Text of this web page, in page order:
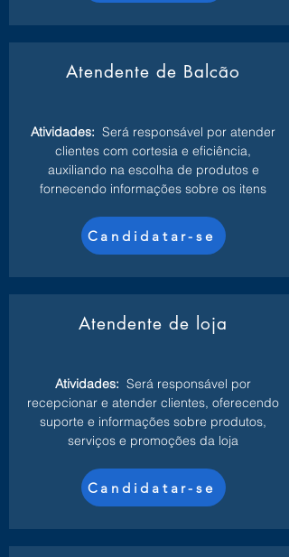
Atendente de Balcão
Atividades: Será responsável por atender
clientes com cortesia e eficiência,
auxiliando na escolha de produtos e
fornecendo informações sobre os itens
Candidatar-se
Atendente de loja
Atividades: Será responsável por
recepcionar e atender clientes, oferecendo
suporte e informações sobre produtos,
serviços e promoções da loja
Candidatar-se